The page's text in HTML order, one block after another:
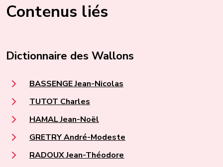
Contenus liés
Dictionnaire des Wallons
BASSENGE Jean-Nicolas
TUTOT Charles
HAMAL Jean-Noël
GRETRY André-Modeste
RADOUX Jean-Théodore